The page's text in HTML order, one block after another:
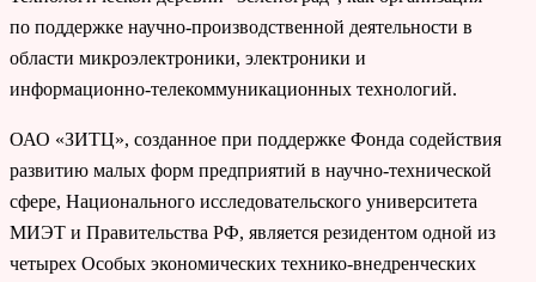
по поддержке научно-производственной деятельности в
области микроэлектроники, электроники и
информационно-телекоммуникационных технологий.
ОАО «ЗИТЦ», созданное при поддержке Фонда содействия
развитию малых форм предприятий в научно-технической
сфере, Национального исследовательского университета
МИЭТ и Правительства РФ, является резидентом одной из
четырех Особых экономических технико-внедренческих